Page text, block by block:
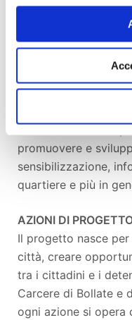
alla comunità di
economia
emarginate e
luogo di incontro,
promuovere e
sensibilizzazione,
quartiere e più in
AZIONI DI
Il progetto nasce
città, creare
tra i cittadini e i
Carcere di Bollate e
ogni azione si opera